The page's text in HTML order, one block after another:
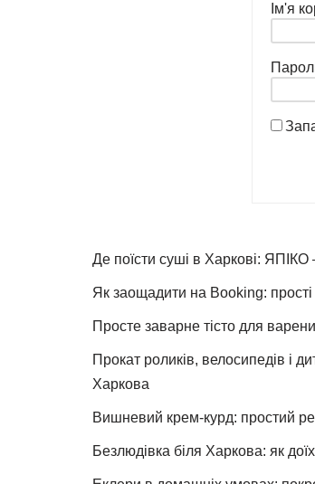
Ім'я
Де поїсти суші в Харкові: ЯПІКО
Як заощадити на Booking:
Просте заварне тісто для
Прокат роликів, велосипедів і
Харкова
Вишневий крем-курд: простий
Безлюдівка біля Харкова: як